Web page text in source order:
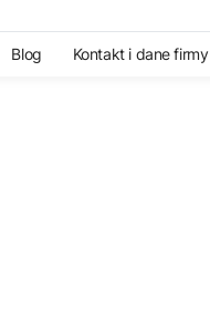
Blog Kontakt i dane firmy